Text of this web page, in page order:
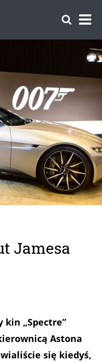
Jamesa
kin „Spectre”
Astona
się kiedyś,